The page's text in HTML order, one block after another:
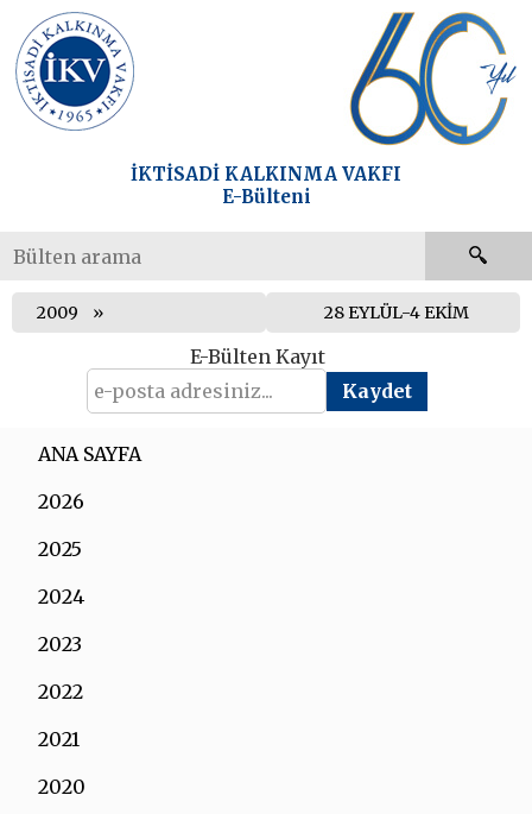
İKTİSADİ KALKINMA VAKFI
E-Bülteni
2009 28 EYLÜL-4 EKİM
E-Bülten Kayıt
ANA SAYFA
2026
2025
2024
2023
2022
2021
2020